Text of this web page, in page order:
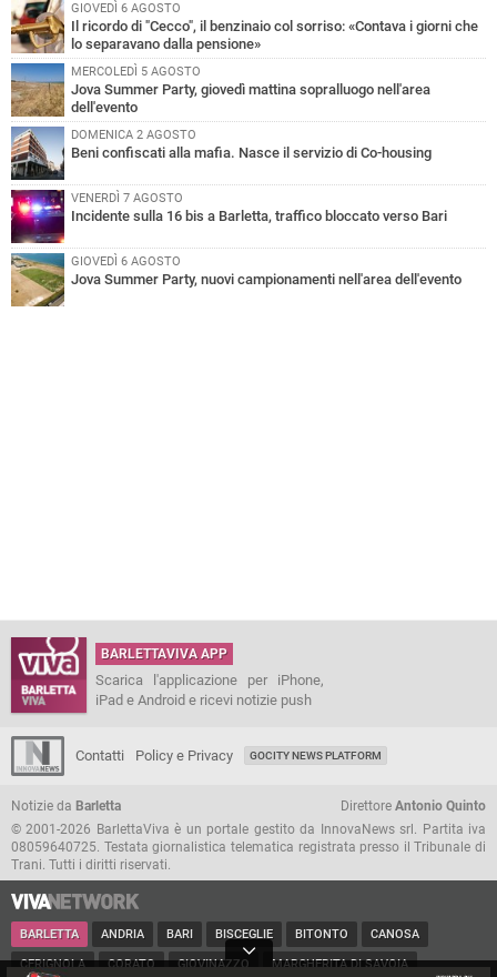
GIOVEDÌ 6 AGOSTO
Il ricordo di "Cecco", il benzinaio col sorriso: «Contava i giorni che
lo separavano dalla pensione»
MERCOLEDÌ 5 AGOSTO
Jova Summer Party, giovedì mattina sopralluogo nell'area
dell'evento
DOMENICA 2 AGOSTO
Beni confiscati alla mafia. Nasce il servizio di Co-housing
VENERDÌ 7 AGOSTO
Incidente sulla 16 bis a Barletta, traffico bloccato verso Bari
GIOVEDÌ 6 AGOSTO
Jova Summer Party, nuovi campionamenti nell'area dell'evento
BARLETTAVIVA APP
Scarica l'applicazione per iPhone,
iPad e Android e ricevi notizie push
Contatti Policy e Privacy GOCITY NEWS PLATFORM
Notizie da Barletta Direttore Antonio Quinto
© 2001-2026 BarlettaViva è un portale gestito da InnovaNews srl. Partita iva
08059640725. Testata giornalistica telematica registrata presso il Tribunale di
Trani. Tutti i diritti riservati.
BARLETTA ANDRIA BARI BISCEGLIE BITONTO CANOSA
CERIGNOLA CORATO GIOVINAZZO MARGHERITA DI SAVOIA